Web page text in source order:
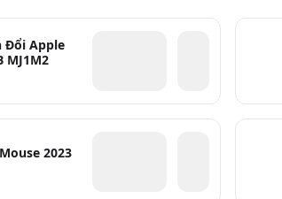
Đổi Apple
MJ1M2
2023